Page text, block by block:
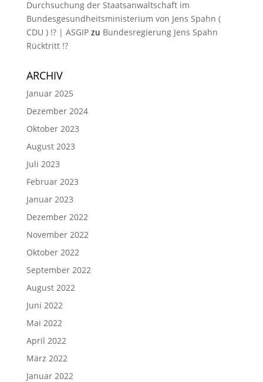
Durchsuchung der Staatsanwaltschaft im
Bundesgesundheitsministerium von Jens Spahn (
CDU ) !? | ASGIPzu Bundesregierung Jens Spahn
Rücktritt !?
ARCHIV
Januar 2025
Dezember 2024
Oktober 2023
August 2023
Juli 2023
Februar 2023
Januar 2023
Dezember 2022
November 2022
Oktober 2022
September 2022
August 2022
Juni 2022
Mai 2022
April 2022
März 2022
Januar 2022